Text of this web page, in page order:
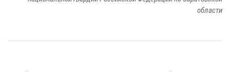
области